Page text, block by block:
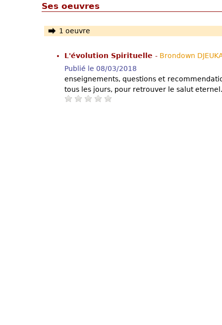
Ses oeuvres
1 oeuvre
L'évolution Spirituelle - Brondown
Publié le 08/03/2018
enseignements, questions et
tous les jours, pour retrouver le salut eternel.